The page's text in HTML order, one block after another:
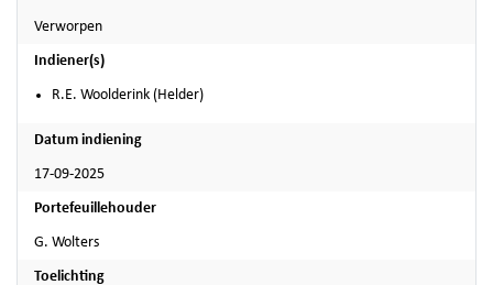
Verworpen
Indiener(s)
R.E. Woolderink (Helder)
Datum indiening
17-09-2025
Portefeuillehouder
G. Wolters
Toelichting